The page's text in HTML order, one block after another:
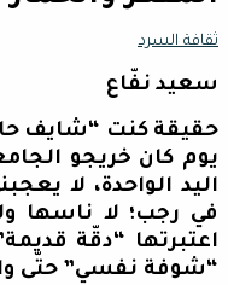
ثقافة السرد
سعيد نفّاع
حقيقة كنت “شايف
يوم كان خريجو
اليد الواحدة، لا
في رجب؛ لا ناسها
اعتبرتها “دقّة
“شوفة نفسي” حتّى